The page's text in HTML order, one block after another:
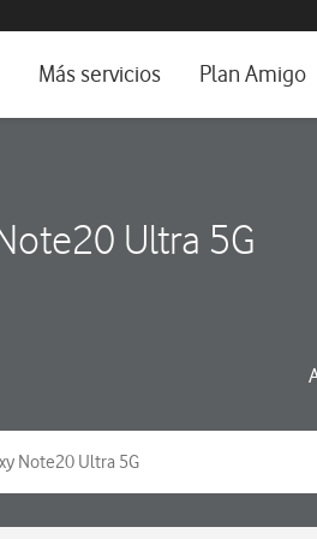
Más servicios Plan Amigo
Ultra 5G